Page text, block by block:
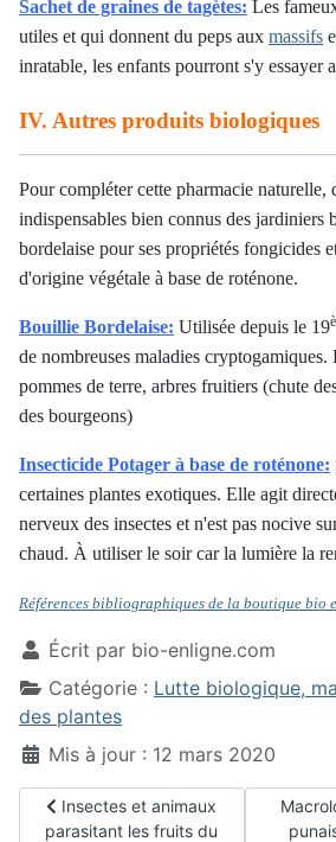
Sachet de graines de tagètes: Les
utiles et qui donnent du peps aux massifs
inratable, les enfants pourront s'y essayer
IV. Autres produits biologiques
Pour compléter cette pharmacie naturelle,
indispensables bien connus des jardiniers
bordelaise pour ses propriétés fongicides
d'origine végétale à base de roténone.
Bouillie Bordelaise: Utilisée depuis le 19
de nombreuses maladies cryptogamiques.
pommes de terre, arbres fruitiers (chute
des bourgeons)
Insecticide Potager à base de roténone:
certaines plantes exotiques. Elle agit
nerveux des insectes et n'est pas nocive
chaud. À utiliser le soir car la lumière la
Références bibliographiques de la boutique bio
Écrit par bio-enligne.com
Catégorie : Lutte biologique,
des plantes
Mis à jour : 12 mars 2020
Article précédent : Insectes et
Insectes et animaux
parasitant les fruits du
Article